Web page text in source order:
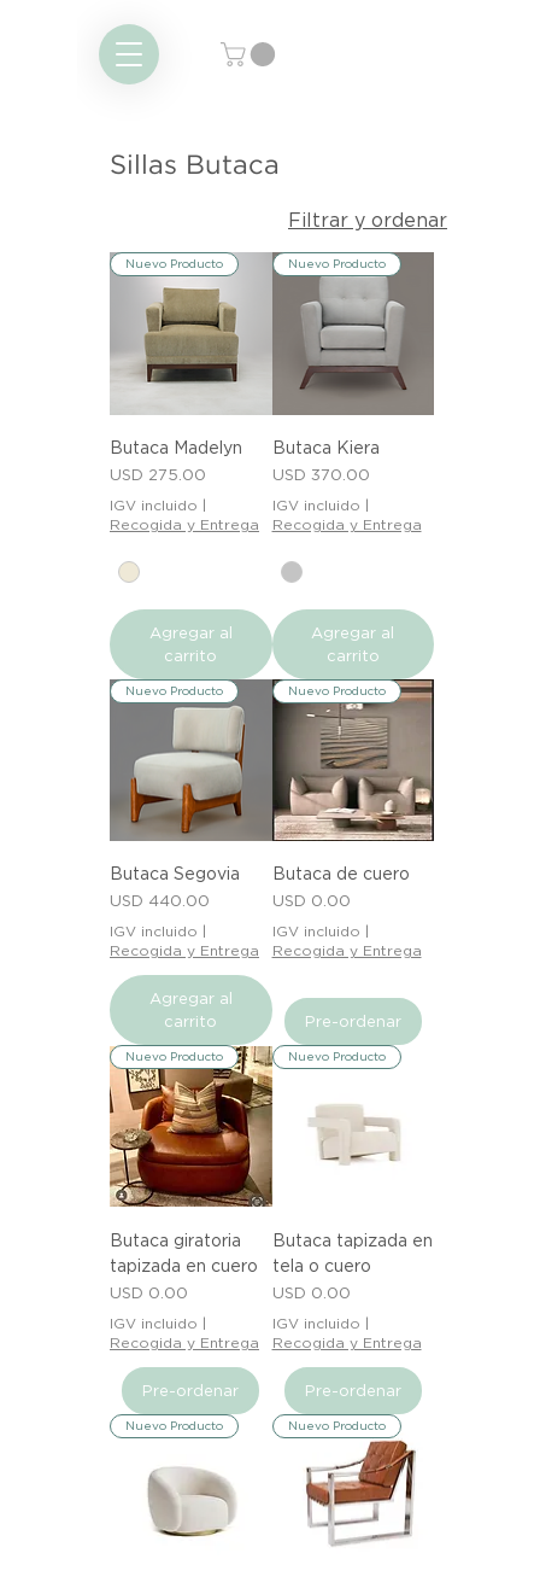
Sillas Butaca
Filtrar y ordenar
Nuevo Producto
Butaca Madelyn
Precio
USD 275.00
IGV incluido |
Recogida y Entrega
Agregar al
carrito
Nuevo Producto
Butaca Kiera
Precio
USD 370.00
IGV incluido |
Recogida y Entrega
Agregar al
carrito
Nuevo Producto
Butaca Segovia
Precio
USD 440.00
IGV incluido
Recogida y Entrega
Agregar al
carrito
Nuevo Producto
Butaca de cuero
Precio
USD 0.00
IGV incluido
Recogida y Entrega
Pre-ordenar
Nuevo Producto
Butaca giratoria
tapizada en cuero
Precio
USD 0.00
IGV incluido |
Recogida y Entrega
Pre-ordenar
Nuevo Producto
Butaca tapizada en
tela o cuero
Precio
USD 0.00
IGV incluido |
Recogida y Entrega
Pre-ordenar
Nuevo Producto Nuevo Producto